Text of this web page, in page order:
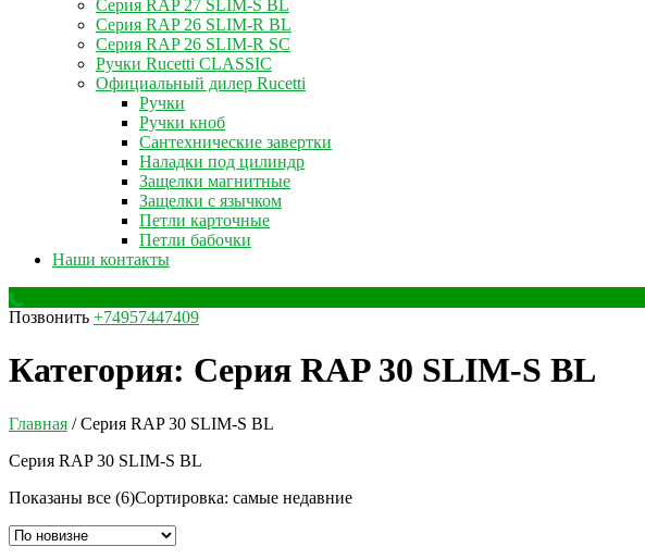
Серия RAP 27 SLIM-S BL
Серия RAP 26 SLIM-R BL
Серия RAP 26 SLIM-R SC
Ручки Rucetti CLASSIC
Официальный дилер Rucetti
Ручки
Ручки кноб
Сантехнические завертки
Наладки под цилиндр
Защелки магнитные
Защелки с язычком
Петли карточные
Петли бабочки
Наши контакты
Позвонить +74957447409
Категория: Серия RAP 30 SLIM-S BL
Главная / Серия RAP 30 SLIM-S BL
Серия RAP 30 SLIM-S BL
Показаны все (6)Сортировка: самые недавние